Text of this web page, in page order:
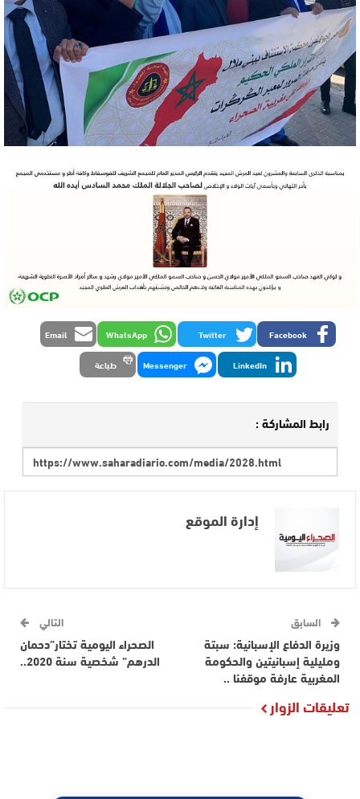
Facebook
Twitter
WhatsApp
Email
LinkedIn
Messenger طباعة
رابط المشاركة :
إدارة الموقع
السابق
وزيرة الدفاع الإسبانية: سبتة
ومليلية إسبانيتين والحكومة
المغربية عارفة موقفنا ..
التالي
الصحراء اليومية تختار”دحمان
الدرهم” شخصية سنة 2020..
تعليقات الزوار